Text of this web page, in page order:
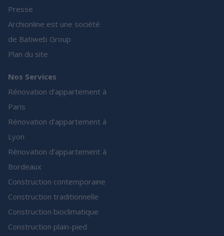
Presse
Archionline est une société
de Batiweb Group
Plan du site
Nos Services
Rénovation d’appartement à
Paris
Rénovation d’appartement à
Lyon
Rénovation d’appartement à
Bordeaux
Construction contemporaine
Construction traditionnelle
Construction bioclimatique
Construction plain-pied